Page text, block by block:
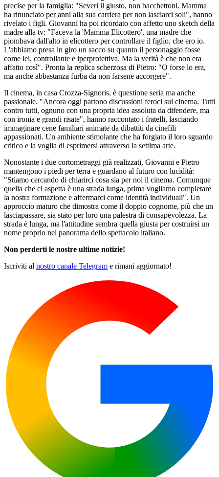
precise per la famiglia: "Severi il giusto, non bacchettoni. Mamma
ha rinunciato per anni alla sua carriera per non lasciarci soli", hanno
rivelato i figli. Giovanni ha poi ricordato con affetto uno sketch della
madre alla tv: "Faceva la 'Mamma Elicottero', una madre che
piombava dall'alto in elicottero per controllare il figlio, che ero io.
L'abbiamo presa in giro un sacco su quanto il personaggio fosse
come lei, controllante e iperprotettiva. Ma la verità è che non era
affatto così". Pronta la replica scherzosa di Pietro: "O forse lo era,
ma anche abbastanza furba da non farsene accorgere".
Il cinema, in casa Crozza-Signoris, è questione seria ma anche
passionale. "Ancora oggi partono discussioni feroci sul cinema. Tutti
contro tutti, ognuno con una propria idea assoluta da difendere, ma
con ironia e grandi risate", hanno raccontato i fratelli, lasciando
immaginare cene familiari animate da dibattiti da cinefili
appassionati. Un ambiente stimolante che ha forgiato il loro sguardo
critico e la voglia di esprimersi attraverso la settima arte.
Nonostante i due cortometraggi già realizzati, Giovanni e Pietro
mantengono i piedi per terra e guardano al futuro con lucidità:
"Stiamo cercando di chiarirci cosa sia per noi il cinema. Comunque
quella che ci aspetta è una strada lunga, prima vogliamo completare
la nostra formazione e affermarci come identità individuali". Un
approccio maturo che dimostra come il doppio cognome, più che un
lasciapassare, sia stato per loro una palestra di consapevolezza. La
strada è lunga, ma l'attitudine sembra quella giusta per costruirsi un
nome proprio nel panorama dello spettacolo italiano.
Non perderti le nostre ultime notizie!
Iscriviti al nostro canale Telegram e rimani aggiornato!